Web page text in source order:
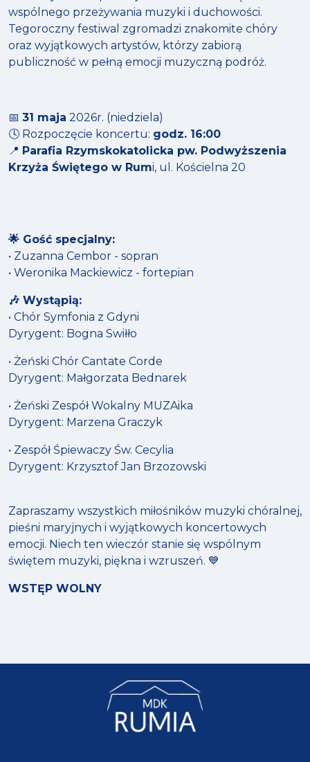
wspólnego przeżywania muzyki i duchowości.
Tegoroczny festiwal zgromadzi znakomite chóry
oraz wyjątkowych artystów, którzy zabiorą
publiczność w pełną emocji muzyczną podróż.
📅 31 maja 2026r. (niedziela)
🕓 Rozpoczęcie koncertu: godz. 16:00
📍 Parafia Rzymskokatolicka pw. Podwyższenia
Krzyża Świętego w Rumi, ul. Kościelna 20
🌟 Gość specjalny:
• Zuzanna Cembor - sopran
• Weronika Mackiewicz - fortepian
🎶 Wystąpią:
• Chór Symfonia z Gdyni
Dyrygent: Bogna Swiłło
• Żeński Chór Cantate Corde
Dyrygent: Małgorzata Bednarek
• Żeński Zespół Wokalny MUZAika
Dyrygent: Marzena Graczyk
• Zespół Śpiewaczy Św. Cecylia
Dyrygent: Krzysztof Jan Brzozowski
Zapraszamy wszystkich miłośników muzyki chóralnej,
pieśni maryjnych i wyjątkowych koncertowych
emocji. Niech ten wieczór stanie się wspólnym
świętem muzyki, piękna i wzruszeń. 💙
WSTĘP WOLNY